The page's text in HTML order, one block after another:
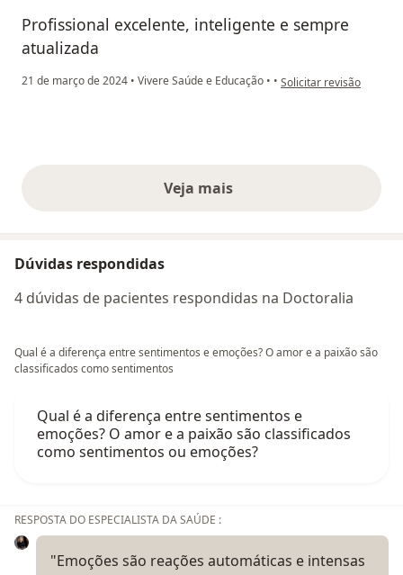
Profissional excelente, inteligente e sempre
atualizada
21 de março de 2024 • Vivere Saúde e Educação • • na opinião do utilizador
Solicitar revisão
Veja maisopiniões acima
Dúvidas respondidas
4 dúvidas de pacientes respondidas na Doctoralia
Qual é a diferença entre sentimentos e emoções? O amor e a paixão são
classificados como sentimentos
Qual é a diferença entre sentimentos e
emoções? O amor e a paixão são classificados
como sentimentos ou emoções?
RESPOSTA DO ESPECIALISTA DA SAÚDE :
"Emoções são reações automáticas e intensas